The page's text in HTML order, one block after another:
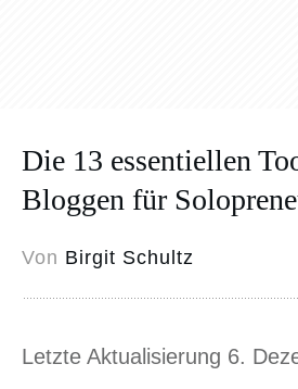
Die 13 essentiellen
Bloggen für
Von Birgit Schultz
Letzte Aktualisierung 6.